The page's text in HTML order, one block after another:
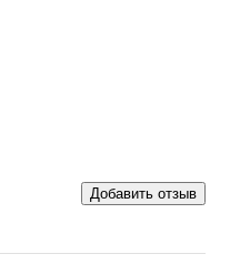
Добавить отзыв